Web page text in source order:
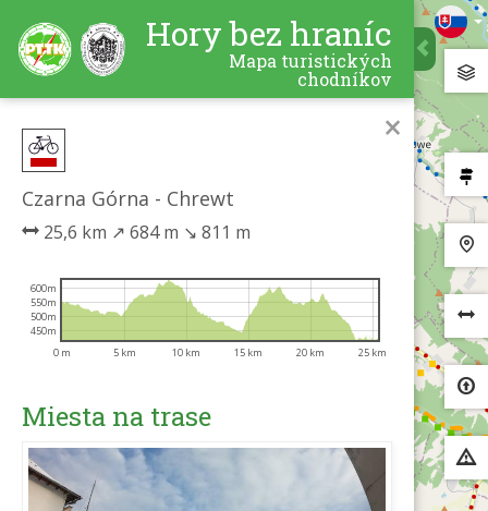
Hory bez hraníc
Mapa turistických
chodníkov
×
Czarna Górna - Chrewt
25,6 km ↗ 684 m ↘ 811 m
0 m 5 km 10 km 15 km 20 km 25 km
450m
500m
550m
600m
Miesta na trase